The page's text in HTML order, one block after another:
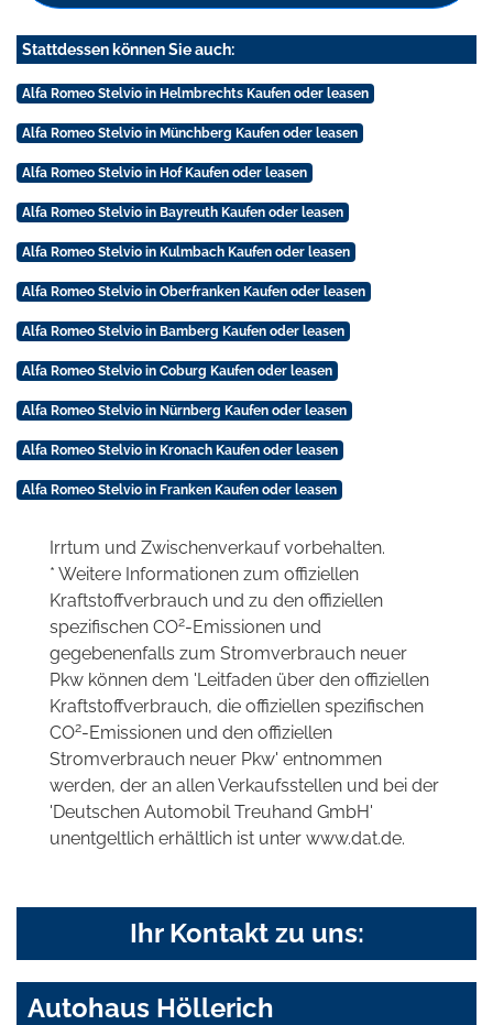
Stattdessen können Sie auch:
Alfa Romeo Stelvio in Helmbrechts Kaufen oder leasen
Alfa Romeo Stelvio in Münchberg Kaufen oder leasen
Alfa Romeo Stelvio in Hof Kaufen oder leasen
Alfa Romeo Stelvio in Bayreuth Kaufen oder leasen
Alfa Romeo Stelvio in Kulmbach Kaufen oder leasen
Alfa Romeo Stelvio in Oberfranken Kaufen oder leasen
Alfa Romeo Stelvio in Bamberg Kaufen oder leasen
Alfa Romeo Stelvio in Coburg Kaufen oder leasen
Alfa Romeo Stelvio in Nürnberg Kaufen oder leasen
Alfa Romeo Stelvio in Kronach Kaufen oder leasen
Alfa Romeo Stelvio in Franken Kaufen oder leasen
Irrtum und Zwischenverkauf vorbehalten.
* Weitere Informationen zum offiziellen
Kraftstoffverbrauch und zu den offiziellen
spezifischen CO2-Emissionen und
gegebenenfalls zum Stromverbrauch neuer
Pkw können dem 'Leitfaden über den offiziellen
Kraftstoffverbrauch, die offiziellen spezifischen
CO2-Emissionen und den offiziellen
Stromverbrauch neuer Pkw' entnommen
werden, der an allen Verkaufsstellen und bei der
'Deutschen Automobil Treuhand GmbH'
unentgeltlich erhältlich ist unter www.dat.de.
Ihr Kontakt zu uns:
Autohaus Höllerich